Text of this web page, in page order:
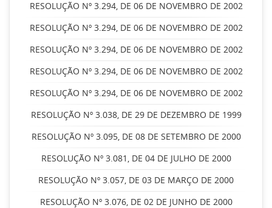
RESOLUÇÃO Nº 3.294, DE 06 DE NOVEMBRO DE 2002
RESOLUÇÃO Nº 3.294, DE 06 DE NOVEMBRO DE 2002
RESOLUÇÃO Nº 3.294, DE 06 DE NOVEMBRO DE 2002
RESOLUÇÃO Nº 3.294, DE 06 DE NOVEMBRO DE 2002
RESOLUÇÃO Nº 3.294, DE 06 DE NOVEMBRO DE 2002
RESOLUÇÃO Nº 3.038, DE 29 DE DEZEMBRO DE 1999
RESOLUÇÃO Nº 3.095, DE 08 DE SETEMBRO DE 2000
RESOLUÇÃO Nº 3.081, DE 04 DE JULHO DE 2000
RESOLUÇÃO Nº 3.057, DE 03 DE MARÇO DE 2000
RESOLUÇÃO Nº 3.076, DE 02 DE JUNHO DE 2000